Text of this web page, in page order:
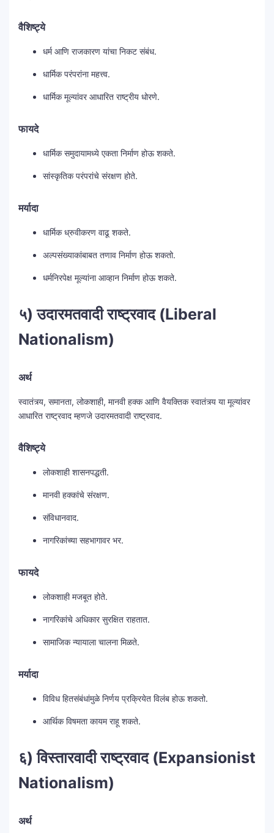
वैशिष्ट्ये
धर्म आणि राजकारण यांचा निकट संबंध.
धार्मिक परंपरांना महत्त्व.
धार्मिक मूल्यांवर आधारित राष्ट्रीय धोरणे.
फायदे
धार्मिक समुदायामध्ये एकता निर्माण होऊ शकते.
सांस्कृतिक परंपरांचे संरक्षण होते.
मर्यादा
धार्मिक ध्रुवीकरण वाढू शकते.
अल्पसंख्याकांबाबत तणाव निर्माण होऊ शकतो.
धर्मनिरपेक्ष मूल्यांना आव्हान निर्माण होऊ शकते.
५) उदारमतवादी राष्ट्रवाद (Liberal
Nationalism)
अर्थ
स्वातंत्र्य, समानता, लोकशाही, मानवी हक्क आणि वैयक्तिक स्वातंत्र्य या मूल्यांवर
आधारित राष्ट्रवाद म्हणजे उदारमतवादी राष्ट्रवाद.
वैशिष्ट्ये
लोकशाही शासनपद्धती.
मानवी हक्कांचे संरक्षण.
संविधानवाद.
नागरिकांच्या सहभागावर भर.
फायदे
लोकशाही मजबूत होते.
नागरिकांचे अधिकार सुरक्षित राहतात.
सामाजिक न्यायाला चालना मिळते.
मर्यादा
विविध हितसंबंधांमुळे निर्णय प्रक्रियेत विलंब होऊ शकतो.
आर्थिक विषमता कायम राहू शकते.
६) विस्तारवादी राष्ट्रवाद (Expansionist
Nationalism)
अर्थ